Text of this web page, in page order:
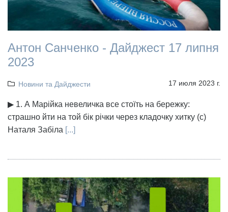
Антон Санченко - Дайджест 17 липня
2023
Новини та Дайджести 17 июля 2023 г.
▶ 1. А Марійка невеличка все стоїть на бережку:
страшно йти на той бік річки через кладочку хитку (с)
Наталя Забіла [...]